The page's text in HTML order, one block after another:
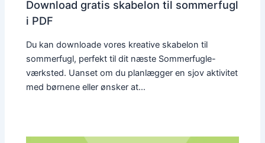
Download gratis skabelon til sommerfugl
i PDF
Du kan downloade vores kreative skabelon til
sommerfugl, perfekt til dit næste Sommerfugle-
værksted. Uanset om du planlægger en sjov aktivitet
med børnene eller ønsker at…